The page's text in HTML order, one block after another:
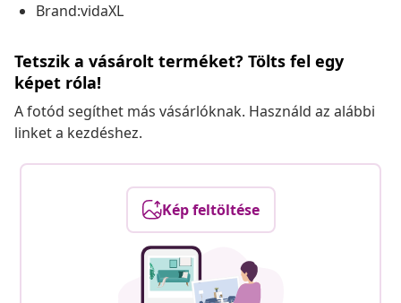
Brand:vidaXL
Tetszik a vásárolt terméket? Tölts fel egy
képet róla!
A fotód segíthet más vásárlóknak. Használd az alábbi
linket a kezdéshez.
Kép feltöltése